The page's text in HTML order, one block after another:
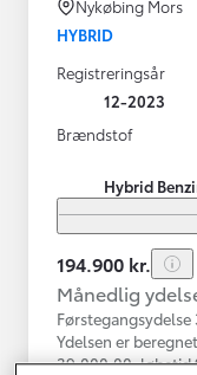
Nykøbing Mors
HYBRID
Registreringsår
12-2023
Brændstof
Hybrid
194.900 kr.
Månedlig
Førstegangsydelse
Ydelsen er
39.000,00, løbetid